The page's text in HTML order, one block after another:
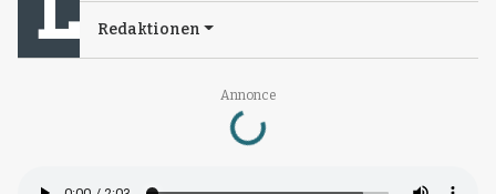
Annonce
Loading...
Redaktionen